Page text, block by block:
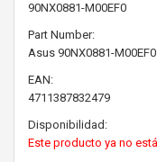
90NX0881-M00EF0
Part Number:
Asus 90NX0881-M00EF0
EAN:
4711387832479
Disponibilidad:
Este producto ya no